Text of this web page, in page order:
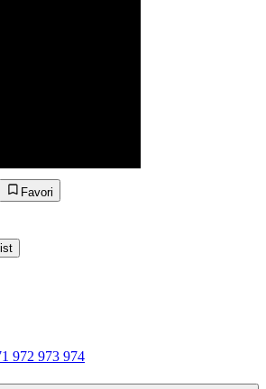
Favori
972 973 974